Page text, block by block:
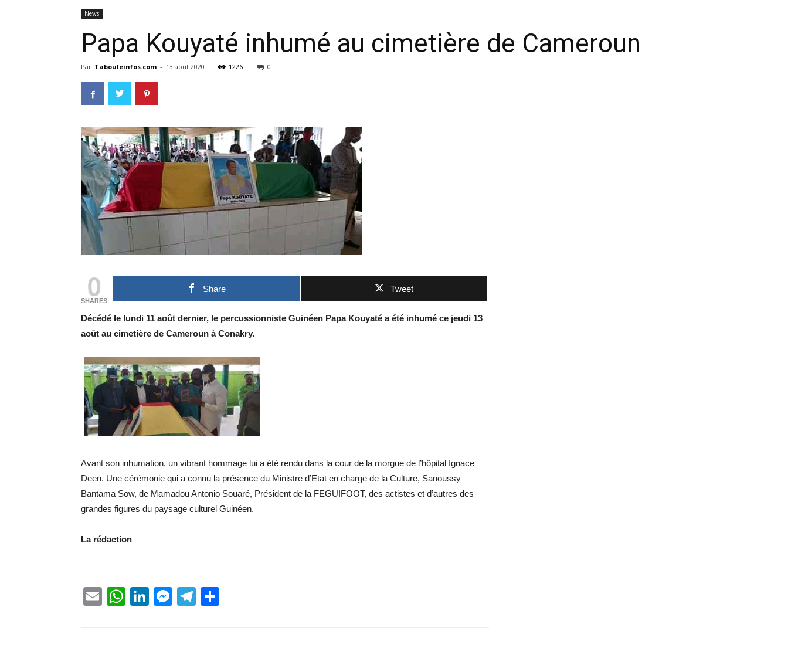
News
Papa Kouyaté inhumé au cimetière de Cameroun
Par Tabouleinfos.com - 13 août 2020 1226 0
0
SHARES
Share Tweet
Décédé le lundi 11 août dernier, le percussionniste Guinéen Papa Kouyaté a été inhumé ce jeudi 13
août au cimetière de Cameroun à Conakry.
Avant son inhumation, un vibrant hommage lui a été rendu dans la cour de la morgue de l’hôpital Ignace
Deen. Une cérémonie qui a connu la présence du Ministre d’Etat en charge de la Culture, Sanoussy
Bantama Sow, de Mamadou Antonio Souaré, Président de la FEGUIFOOT, des actistes et d’autres des
grandes figures du paysage culturel Guinéen.
La rédaction
EmailWhatsApp
LinkedIn
Messenger
Telegram